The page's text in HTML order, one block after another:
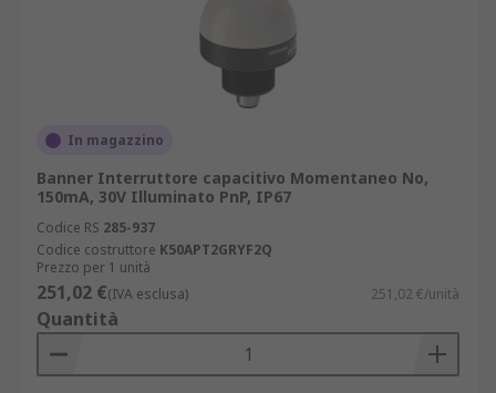
In magazzino
Banner Interruttore capacitivo Momentaneo No,
150mA, 30V Illuminato PnP, IP67
Codice RS 285-937
Codice costruttore K50APT2GRYF2Q
Prezzo per 1 unità
251,02 €(IVA esclusa) 251,02 €/unità
Quantità